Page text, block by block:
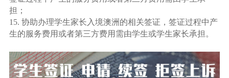
担；
15. 协助办理学生家长入境澳洲的相关签证，签证过程中产
生的服务费用或者第三方费用需由学生或学生家长承担。